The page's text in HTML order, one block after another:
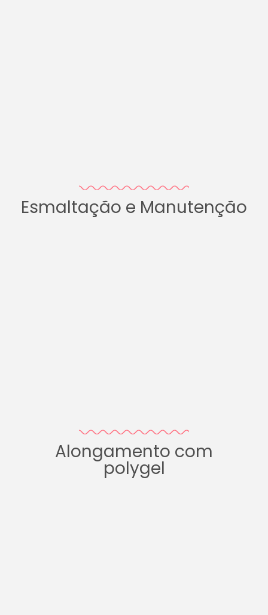
Esmaltação e Manutenção
Alongamento com
polygel